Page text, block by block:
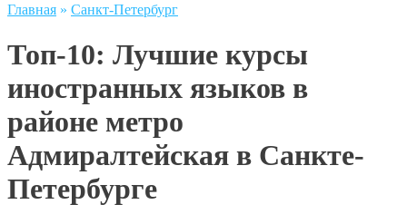
Главная » Санкт-Петербург
Топ-10: Лучшие курсы
иностранных языков в
районе метро
Адмиралтейская в Санкте-
Петербурге